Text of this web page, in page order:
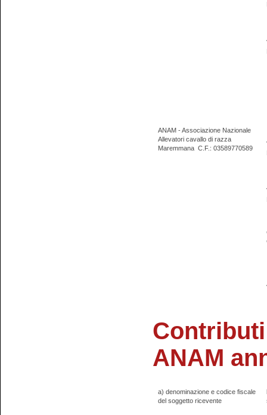
ANAM - Associazione Nazionale
Allevatori cavallo di razza
Maremmana C.F.: 03589770589
ANAM
a) denominazione e codice fiscale
del soggetto ricevente